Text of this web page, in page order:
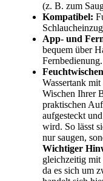
(z. B. zum
Kompatibel:
App- und
bequem über
Fernbedienung.
Wassertank
Wischen Ihrer
praktischen
aufgesteckt
wird. So lässt
nur saugen,
Wichtiger
gleichzeitig mit
da es sich um